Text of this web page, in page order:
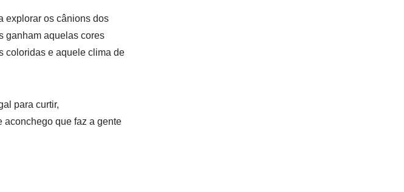
explorar os cânions dos
ganham aquelas cores
coloridas e aquele clima de
para curtir,
aconchego que faz a gente